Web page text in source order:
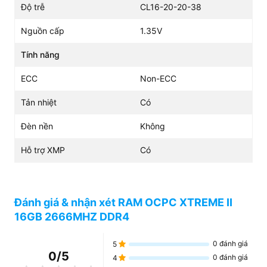
toàn bộ chip nhớ. Lớp giáp này giúp thoát nhiệt nhanh
soát nhiệt độ tốt sẽ bảo vệ linh kiện và kéo dài tuổi thọ
cho máy tính.
Màu sắc sang trọng phù hợp với nhiều phong cách build
PC khác nhau
Khả năng tương thích vượt trội với Intel
và AMD
Độ trễ CL16-20-20-38
Nguồn cấp 1.35V
Tính năng
ECC Non-ECC
Tản nhiệt Có
Đèn nền Không
Hỗ trợ XMP Có
Đánh giá & nhận xét RAM OCPC XTREME II
16GB 2666MHZ DDR4
0/5
5 0 đánh giá
4
0 đánh giá